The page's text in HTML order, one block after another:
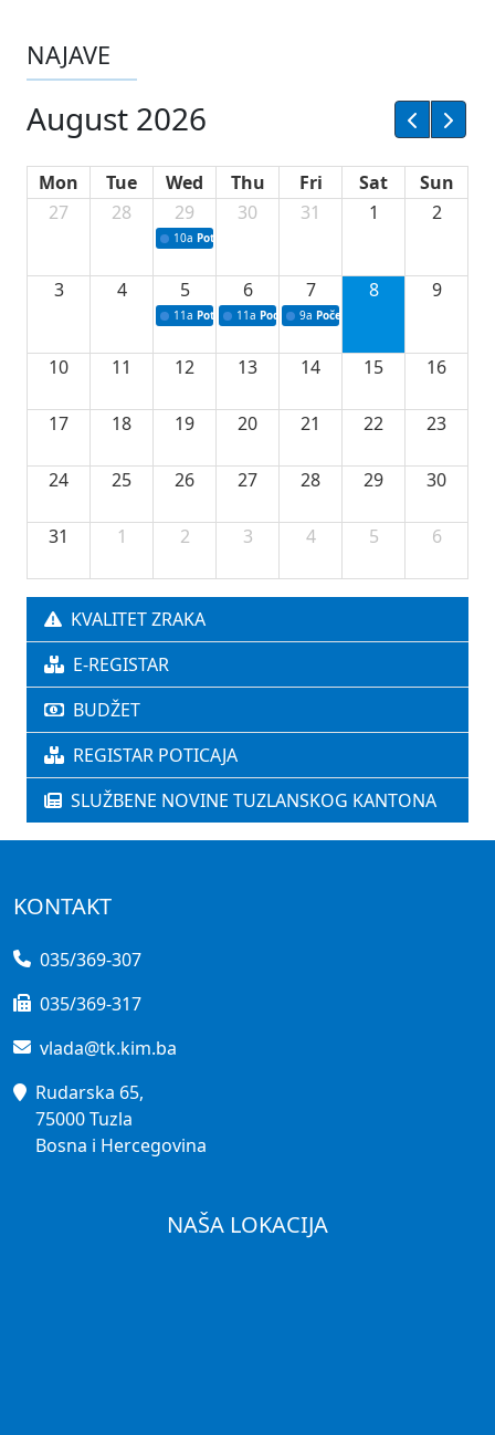
NAJAVE
August 2026
Mon Tue Wed Thu Fri Sat
Sun
27
28 29
10a Potpisivanje ugovora sa neprofitnim
30 31 1 2
3 4 5
11a Potpisivanje ugovora o stipendijama za
6
11a Podrška razvoju vodne infrastrukture u
7
9a Početak izgradnje nove
8 9
10 11 12 13 14 15 16
17 18 19 20 21 22 23
24 25 26 27 28 29 30
31 1 2 3 4 5 6
KVALITET ZRAKA
E-REGISTAR
BUDŽET
REGISTAR POTICAJA
SLUŽBENE NOVINE TUZLANSKOG KANTONA
KONTAKT
035/369-307
035/369-317
vlada@tk.kim.ba
Rudarska 65,
75000 Tuzla
Bosna i Hercegovina
NAŠA LOKACIJA